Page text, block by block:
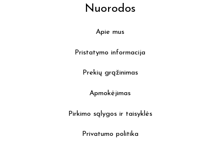
page
Nuorodos
Apie mus
Pristatymo informacija
Prekių grąžinimas
Apmokėjimas
Pirkimo sąlygos ir taisyklės
Privatumo politika